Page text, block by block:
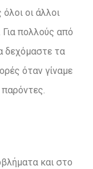
οι άλλοι
Για πολλούς από
δεχόμαστε τα
όταν γίναμε
παρόντες.
και στο